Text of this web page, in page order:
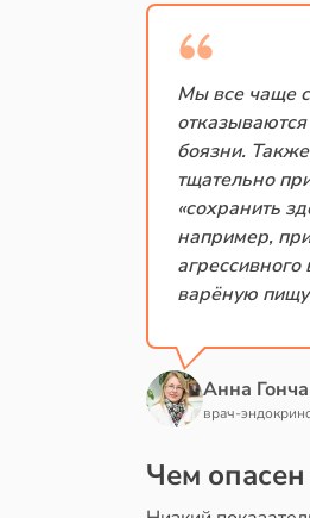
Мы все чаще
боязни.
тщательно
«сохранить
например,
агрессивного
варёную
Анна
врач-
Чем